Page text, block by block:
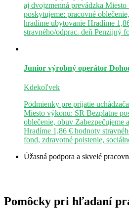
aj dvojzmenná prevádzka
poskytujeme: pracovné
hradíme ubytovanie Hradíme
stravného/odprac. deň Penzijný
Junior výrobný operátor
Kdekoľvek
Podmienky pre prijatie
Miesto výkonu: SR Bezplatne
oblečenie, obuv Zabezpečujeme
Hradíme 1,86 € hodnoty
fond, zdravotné poistenie,
Úžasná podpora a skvelé
Pomôcky pri hľadaní